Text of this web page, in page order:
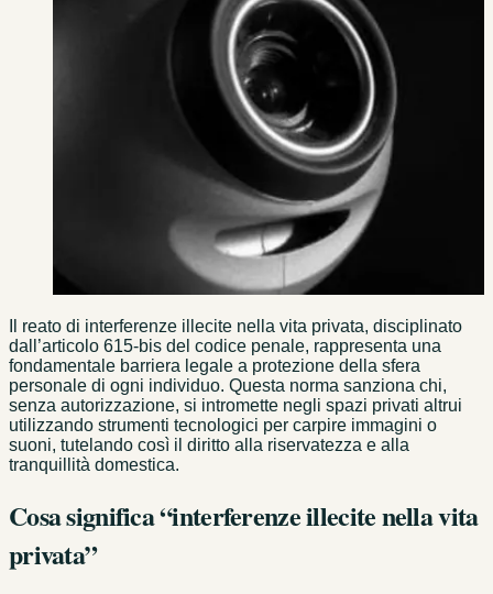
Il reato di interferenze illecite nella vita privata, disciplinato
dall’articolo 615-bis del codice penale, rappresenta una
fondamentale barriera legale a protezione della sfera
personale di ogni individuo. Questa norma sanziona chi,
senza autorizzazione, si intromette negli spazi privati altrui
utilizzando strumenti tecnologici per carpire immagini o
suoni, tutelando così il diritto alla riservatezza e alla
tranquillità domestica.
Cosa significa “interferenze illecite nella vita
privata”